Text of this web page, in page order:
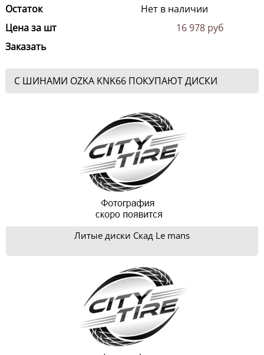
Остаток
Нет в наличии
Цена за шт
16 978 руб
Заказать
С ШИНАМИ OZKA KNK66 ПОКУПАЮТ ДИСКИ
Литые диски Скад Le mans